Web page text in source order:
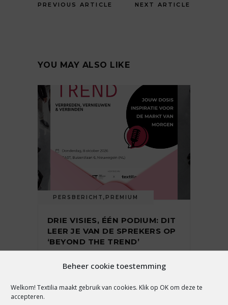
Beheer cookie toestemming
Welkom! Textilia maakt gebruik van cookies. Klik op OK om deze te
accepteren.
PREVIOUS ARTICLE NEXT ARTICLE
YOU MAY ALSO LIKE
PERSBERICHT , PREMIUM
DRIE VISIES, ÉÉN PODIUM: DIT
LEER JE VAN DE SPREKERS OP
‘BEYOND THE TREND’